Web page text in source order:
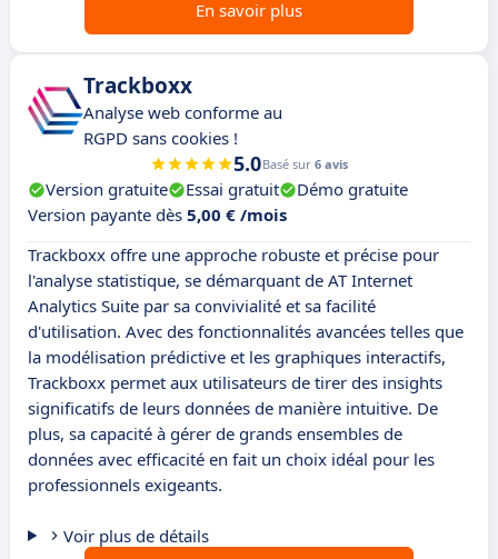
En savoir plus
Trackboxx
Analyse web conforme au
RGPD sans cookies !
5.0Basé sur 6 avis
Version gratuite Essai gratuit
Démo gratuite
Version payante dès 5,00 € /mois
Trackboxx offre une approche robuste et précise pour
l'analyse statistique, se démarquant de AT Internet
Analytics Suite par sa convivialité et sa facilité
d'utilisation. Avec des fonctionnalités avancées telles que
la modélisation prédictive et les graphiques interactifs,
Trackboxx permet aux utilisateurs de tirer des insights
significatifs de leurs données de manière intuitive. De
plus, sa capacité à gérer de grands ensembles de
données avec efficacité en fait un choix idéal pour les
professionnels exigeants.
Voir plus de détails